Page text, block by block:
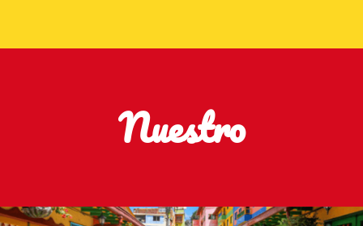
Nuestro